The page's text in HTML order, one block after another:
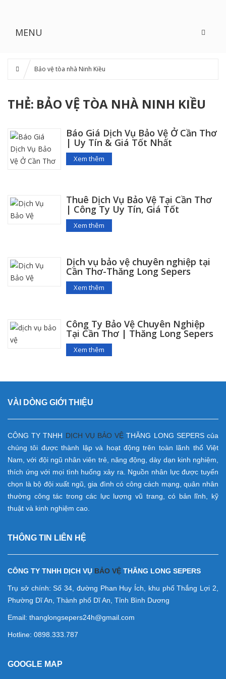
MENU
Bảo vệ tòa nhà Ninh Kiều
THẺ: BẢO VỆ TÒA NHÀ NINH KIỀU
Báo Giá Dịch Vụ Bảo Vệ Ở Cần Thơ
| Uy Tín & Giá Tốt Nhất
Xem thêm
Thuê Dịch Vụ Bảo Vệ Tại Cần Thơ
| Công Ty Uy Tín, Giá Tốt
Xem thêm
Dịch vụ bảo vệ chuyên nghiệp tại
Cần Thơ-Thăng Long Sepers
Xem thêm
Công Ty Bảo Vệ Chuyên Nghiệp
Tại Cần Thơ | Thăng Long Sepers
Xem thêm
VÀI DÒNG GIỚI THIỆU
CÔNG TY TNHH DỊCH VỤ BẢO VỆ THĂNG LONG SEPERS của
chúng tôi được thành lập và hoạt động trên toàn lãnh thổ Việt
Nam, với đội ngũ nhân viên trẻ, năng động, dày dạn kinh nghiệm,
thích ứng với mọi tình huống xảy ra. Nguồn nhân lực được tuyển
chọn là bộ đội xuất ngũ, gia đình có công cách mạng, quân nhân
thường công tác trong các lực lượng vũ trang, có bản lĩnh, kỹ
thuật và kinh nghiệm cao.
THÔNG TIN LIÊN HỆ
CÔNG TY TNHH DỊCH VỤ BẢO VỆ THĂNG LONG SEPERS
Trụ sở chính: Số 34, đường Phan Huy Ích, khu phố Thắng Lợi 2,
Phường Dĩ An, Thành phố Dĩ An, Tỉnh Bình Dương
Email: thanglongsepers24h@gmail.com
Hotline: 0898.333.787
GOOGLE MAP